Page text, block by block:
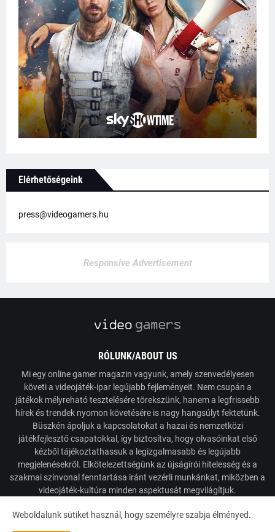
Elérhetőségeink
press@videogamers.hu
Responsive Advertisement
RÓLUNK/ABOUT US
Mi egy online gamer magazin vagyunk, amely szenvedélyesen
követi a videojáték-ipar legújabb fejleményeit. Nem csupán a
játékok mélyreható tesztelésére törekszünk, hanem a legfrissebb
hírek és trendek nyomon követésére is nagy hangsúlyt fektetünk.
Büszkén ápoljuk a kapcsolatokat a hazai és nemzetközi
játékfejlesztő csapatokkal, így biztosítva, hogy olvasóinkat első
kézből tájékoztathassuk a legizgalmasabb és legújabb
megjelenésekről. Elkötelezettségünk az újságírói hitelesség és a
szakmai színvonal fenntartása iránt vezérli munkánkat, miközben a
videojáték-kultúra minden aspektusát megvilágítjuk.
Weboldalunk sütiket használ, hogy személyre szabja élményed.